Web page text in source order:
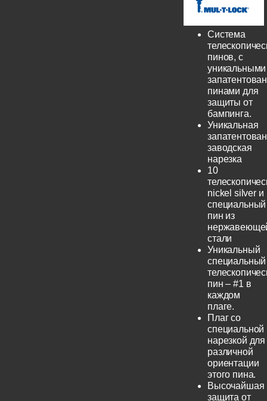
Система
пинов, с
уникальными
пинами для
защиты от
бампинга.
Уникальная
заводская
нарезка
10
nickel silver и
специальный
пин из
стали
Уникальный
специальный
пин – #1 в
каждом
плаге.
Плаг со
специальной
нарезкой для
различной
ориентации
этого пина.
Высочайшая
защита от